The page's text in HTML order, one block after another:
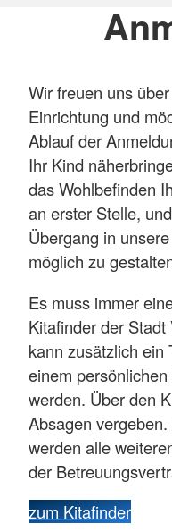
ihre Neugier, ihr
ihre
Unser
Nur wo man sich
auf sich und die
Umgebung
Vertrauen und
Kinder brauchen
entfalten. Durch
schaffen wir eine
besonders die
In der
Kindern mit
und gezielte
So schaffen wir
Umgebung, in der
individuell
Wir freuen uns
Einrichtung und
Ablauf der
Ihr Kind
das Wohlbefinden
an erster Stelle,
Übergang in
möglich zu
Es muss immer
Kitafinder der
kann zusätzlich ein
einem
werden. Über den
Absagen
werden alle
der
zum Kitafinder